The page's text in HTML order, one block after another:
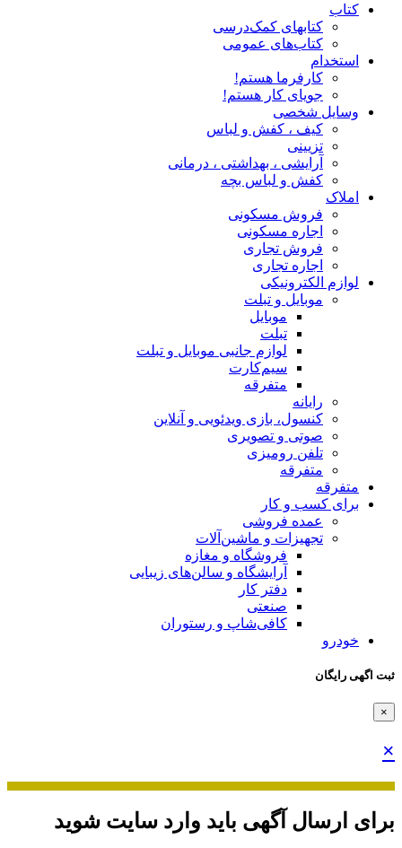
کتاب
کتابهای کمک‌درسی
کتاب‌های عمومی
استخدام
کارفرما هستم!
جویای کار هستم!
وسایل شخصی
کیف ، کفش و لباس
تزیینی
آرایشی ، بهداشتی ، درمانی
کفش و لباس بچه
املاک
فروش مسکونی
اجاره مسکونی
فروش تجاری
اجاره تجاری
لوازم الکترونیکی
موبایل و تبلت
موبایل
تبلت
لوازم جانبی موبایل و تبلت
سیم‌کارت
متفرقه
رایانه
کنسول، بازی‌ ویدئویی و آنلاین
صوتی و تصویری
تلفن رومیزی
متفرقه
متفرقه
برای کسب و کار
عمده فروشی
تجهیزات و ماشین‌آلات
فروشگاه و مغازه
آرایشگاه و سالن‌های زیبایی
دفتر کار
صنعتی
کافی‌شاپ و رستوران
خودرو
ثبت اگهی رایگان
×
×
برای ارسال آگهی باید وارد سایت شوید